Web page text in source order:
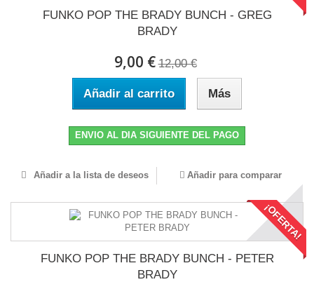
FUNKO POP THE BRADY BUNCH - GREG
BRADY
9,00 € 12,00 €
Añadir al carrito Más
ENVIO AL DIA SIGUIENTE DEL PAGO
Añadir a la lista de deseos Añadir para comparar
¡OFERTA!
FUNKO POP THE BRADY BUNCH - PETER
BRADY